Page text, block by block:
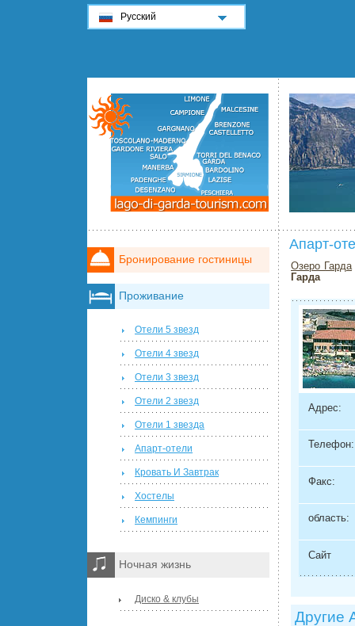
Апарт-
Озеро Гарда
Гарда
Адрес:
Телефон:
Факс:
область:
Сайт
Другие
Бронирование гостиницы
Проживание
Отели 5 звезд
Отели 4 звезд
Отели 3 звезд
Отели 2 звезд
Отели 1 звезда
Апарт-отели
Кровать И Завтрак
Хостелы
Кемпинги
Ночная жизнь
Диско & клубы
Русский